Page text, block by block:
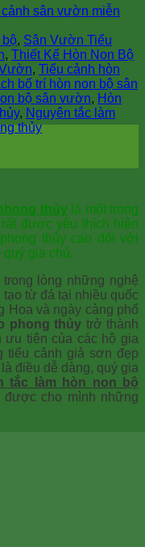
sân vườn miễn
bộ, Sân Vườn Tiểu
, Thiết Kế Hòn Non Bộ
, Tiểu cảnh hòn
bố trí hòn non bộ sân
bộ sân vườn, Hòn
, Nguyên tắc làm
thủy
thủylà một trong
được yêu thích hiện
thủy cao đối với
quý gia chủ.
lòng những nghệ
từ đá tại nhiều quốc
Hoa và ngày càng phổ
phong thủy trở thành
tiên của các hộ gia
tiểu cảnh giả sơn đẹp
điều dễ dàng, quý gia
tắc làm hòn non bộ
cho mình những